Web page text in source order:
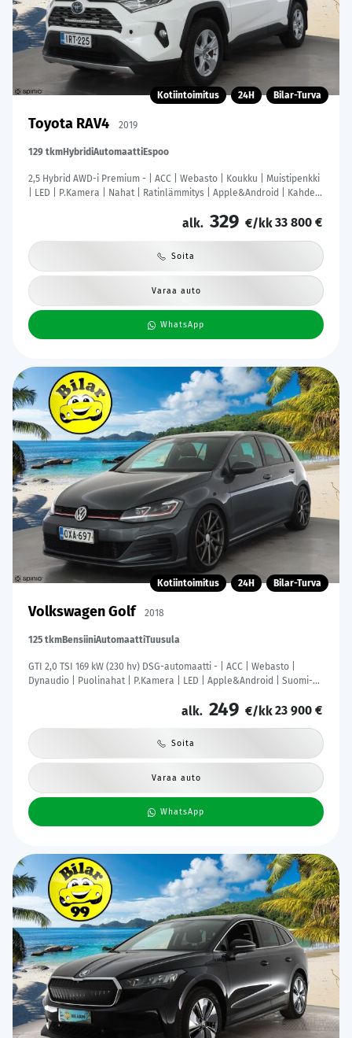
Kotiintoimitus 24H Bilar-Turva
Toyota RAV4 2019
129 tkmHybridiAutomaattiEspoo
2,5 Hybrid AWD-i Premium - | ACC | Webasto | Koukku | Muistipenkki
| LED | P.Kamera | Nahat | Ratinlämmitys | Apple&Android | Kahdet
alk. 329 €/kk33 800 €
Soita
Varaa auto
WhatsApp
Kotiintoimitus 24H Bilar-Turva
Volkswagen Golf 2018
125 tkmBensiiniAutomaattiTuusula
GTI 2,0 TSI 169 kW (230 hv) DSG-automaatti - | ACC | Webasto |
Dynaudio | Puolinahat | P.Kamera | LED | Apple&Android | Suomi-
alk. 249 €/kk23 900 €
Soita
Varaa auto
WhatsApp